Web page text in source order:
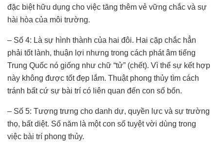
đặc biệt hữu dụng cho việc tăng thêm vẻ vững chắc và sự
hài hòa của môi trường.
– Số 4: Là sự hình thành của hai đôi. Hai cặp chắc hẳn
phải tốt lành, thuận lợi nhưng trong cách phát âm tiếng
Trung Quốc nó giống như chữ “tử” (chết). Vì thế sự kết hợp
này không được tốt đẹp lắm. Thuật phong thủy tìm cách
tránh bất cứ sự bài trí có liên quan đến con số bốn.
– Số 5: Tượng trưng cho danh dự, quyền lực và sự trường
thọ, bất diệt. Số năm là một con số tuyệt vời dùng trong
việc bài trí phong thủy.